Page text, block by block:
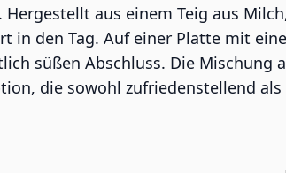
aus einem Teig aus
in den Tag. Auf einer Platte mit
süßen Abschluss. Die Mischung
die sowohl zufriedenstellend